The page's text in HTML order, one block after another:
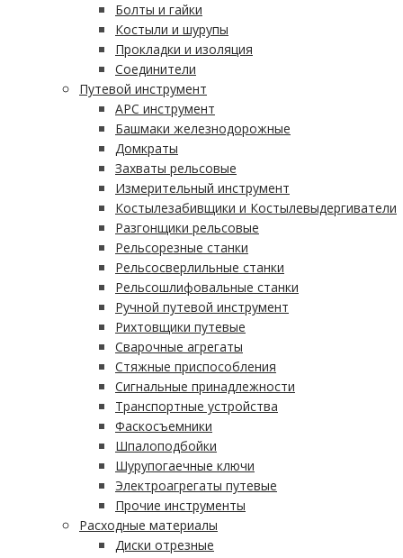
Болты и гайки
Костыли и шурупы
Прокладки и изоляция
Соединители
Путевой инструмент
АРС инструмент
Башмаки железнодорожные
Домкраты
Захваты рельсовые
Измерительный инструмент
Костылезабивщики и Костылевыдергиватели
Разгонщики рельсовые
Рельсорезные станки
Рельсосверлильные станки
Рельсошлифовальные станки
Ручной путевой инструмент
Рихтовщики путевые
Сварочные агрегаты
Стяжные приспособления
Сигнальные принадлежности
Транспортные устройства
Фаскосъемники
Шпалоподбойки
Шурупогаечные ключи
Электроагрегаты путевые
Прочие инструменты
Расходные материалы
Диски отрезные